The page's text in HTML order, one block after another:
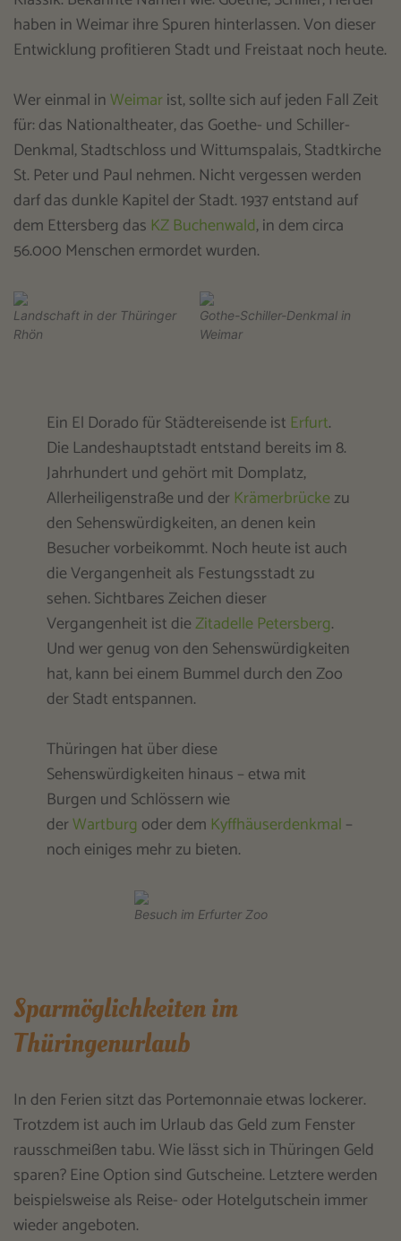
haben in Weimar ihre Spuren hinterlassen. Von dieser
Entwicklung profitieren Stadt und Freistaat noch heute.
Wer einmal inWeimarist, sollte sich auf jeden Fall Zeit
für: das Nationaltheater, das Goethe- und Schiller-
Denkmal, Stadtschloss und Wittumspalais, Stadtkirche
St. Peter und Paul nehmen. Nicht vergessen werden
darf das dunkle Kapitel der Stadt. 1937 entstand auf
dem Ettersberg das KZ Buchenwald, in dem circa
56.000 Menschen ermordet wurden.
Landschaft in der Thüringer
Rhön
Gothe-Schiller-Denkmal in
Weimar
Ein El Dorado für Städtereisende ist Erfurt.
Die Landeshauptstadt entstand bereits im 8.
Jahrhundert und gehört mit Domplatz,
Allerheiligenstraße und der Krämerbrückezu
den Sehenswürdigkeiten, an denen kein
Besucher vorbeikommt. Noch heute ist auch
die Vergangenheit als Festungsstadt zu
sehen. Sichtbares Zeichen dieser
Vergangenheit ist dieZitadelle Petersberg.
Und wer genug von den Sehenswürdigkeiten
hat, kann bei einem Bummel durch den Zoo
der Stadt entspannen.
Thüringen hat über diese
Sehenswürdigkeiten hinaus – etwa mit
Burgen und Schlössern wie
derWartburg oder dem Kyffhäuserdenkmal –
noch einiges mehr zu bieten.
Besuch im Erfurter Zoo
Sparmöglichkeiten im
Thüringenurlaub
In den Ferien sitzt das Portemonnaie etwas lockerer.
Trotzdem ist auch im Urlaub das Geld zum Fenster
rausschmeißen tabu. Wie lässt sich in Thüringen Geld
sparen? Eine Option sind Gutscheine. Letztere werden
beispielsweise als Reise- oder Hotelgutschein immer
wieder angeboten.